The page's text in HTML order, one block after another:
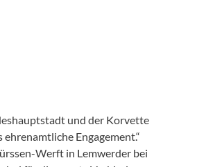
und der Korvette
Engagement.“
Werft in Lemwerder bei